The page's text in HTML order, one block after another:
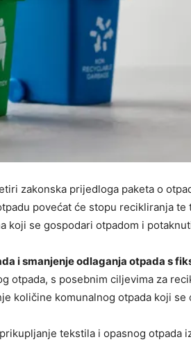
zakonska prijedloga paketa o
povećat će stopu recikliranja te
koji se gospodari otpadom i
i smanjenje odlaganja otpada s
otpada, s posebnim ciljevima za
količine komunalnog otpada koji se
tekstila i opasnog otpada